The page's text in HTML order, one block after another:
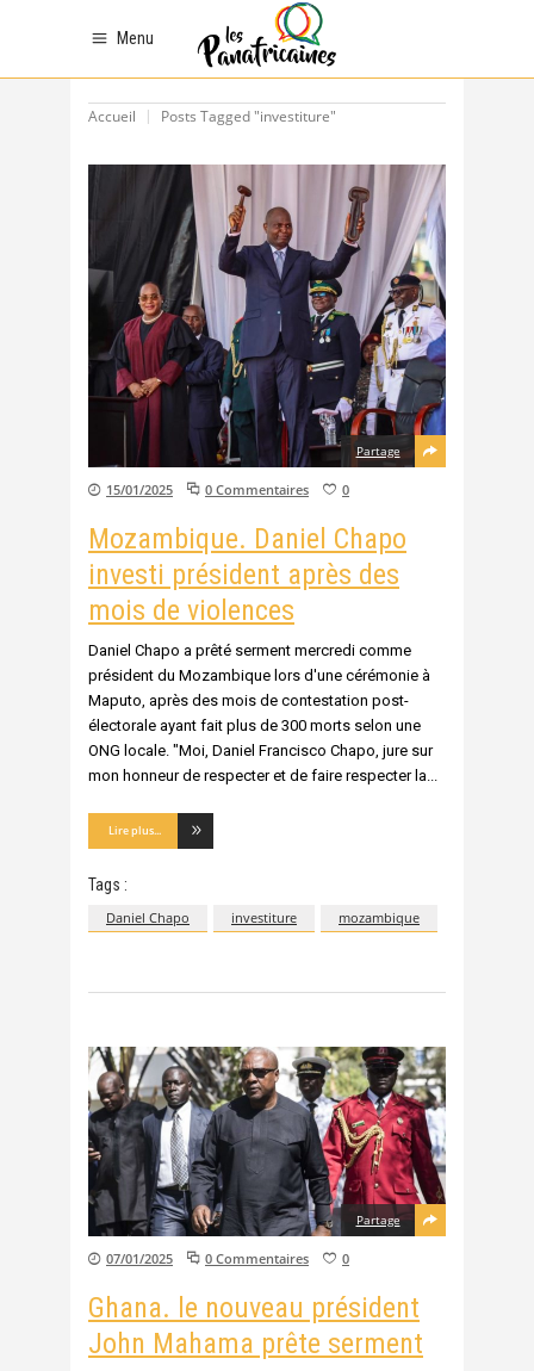
Menu
Accueil Posts Tagged "investiture"
Partage
15/01/2025 0 Commentaires 0
Mozambique. Daniel Chapo
investi président après des
mois de violences
Daniel Chapo a prêté serment mercredi comme
président du Mozambique lors d'une cérémonie à
Maputo, après des mois de contestation post-
électorale ayant fait plus de 300 morts selon une
ONG locale. "Moi, Daniel Francisco Chapo, jure sur
mon honneur de respecter et de faire respecter la
Lire plus...
Tags :
Daniel Chapo investiture mozambique
Partage
07/01/2025 0 Commentaires 0
Ghana. le nouveau président
John Mahama prête serment